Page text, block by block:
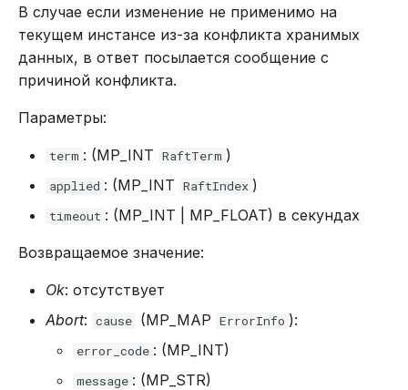
В случае если изменение не применимо на
текущем инстансе из-за конфликта хранимых
данных, в ответ посылается сообщение с
причиной конфликта.
Параметры:
term : (MP_INT RaftTerm )
applied : (MP_INT RaftIndex )
timeout : (MP_INT | MP_FLOAT) в секундах
Возвращаемое значение:
Ok: отсутствует
Abort: cause (MP_MAP ErrorInfo ):
error_code : (MP_INT)
message : (MP_STR)